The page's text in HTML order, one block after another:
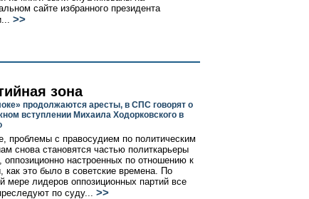
сайте избранного президента
>>
зона
продолжаются аресты, в СПС говорят о
вступлении Михаила Ходорковского в
проблемы с правосудием по политическим
снова становятся частью политкарьеры
настроенных по отношению к
как это было в советские времена. По
мере лидеров оппозиционных партий все
по суду... >>